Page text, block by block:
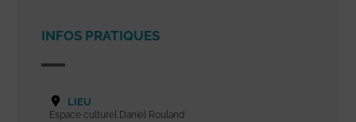
INFOS PRATIQUES
LIEU
Espace culturel Daniel Rouland